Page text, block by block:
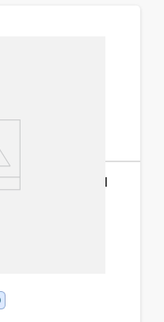
Control para Piel